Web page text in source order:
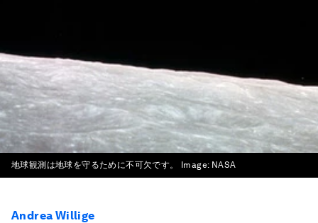
地球観測は地球を守るために不可欠です。 Image: NASA
Andrea Willige